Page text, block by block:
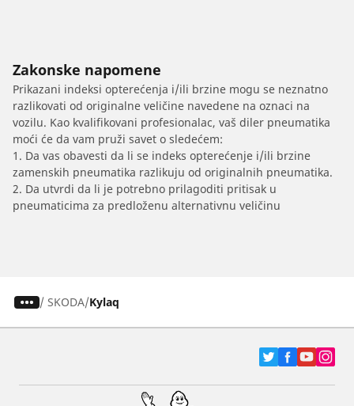
Zakonske napomene
Prikazani indeksi opterećenja i/ili brzine mogu se neznatno
razlikovati od originalne veličine navedene na oznaci na
vozilu. Kao kvalifikovani profesionalac, vaš diler pneumatika
moći će da vam pruži savet o sledećem:
1. Da vas obavesti da li se indeks opterećenje i/ili brzine
zamenskih pneumatika razlikuju od originalnih pneumatika.
2. Da utvrdi da li je potrebno prilagoditi pritisak u
pneumaticima za predloženu alternativnu veličinu
/ SKODA Kylaq